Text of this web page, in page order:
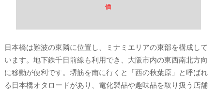
価
日本橋は難波の東隣に位置し、ミナミエリアの東部を構成して
います。地下鉄千日前線も利用でき、大阪市内の東西南北方向
に移動が便利です。堺筋を南に行くと「西の秋葉原」と呼ばれ
る日本橋オタロードがあり、電化製品や趣味品を取り扱う店舗